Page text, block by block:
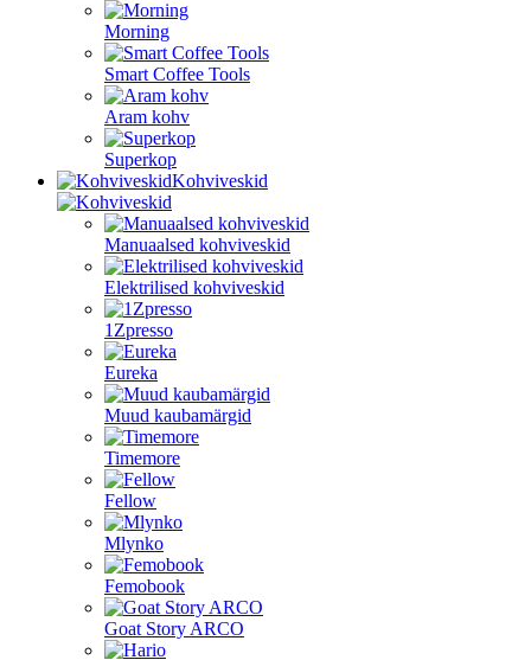
Morning
Smart Coffee Tools
Aram kohv
Superkop
Kohviveskid
Manuaalsed kohviveskid
Elektrilised kohviveskid
1Zpresso
Eureka
Muud kaubamärgid
Timemore
Fellow
Mlynko
Femobook
Goat Story ARCO